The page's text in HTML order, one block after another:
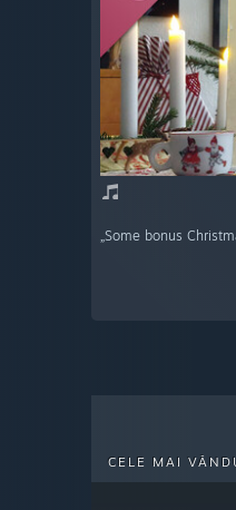
„Some bonus
CELE MAI